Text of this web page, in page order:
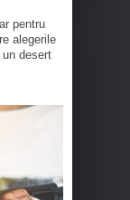
pentru
alegerile
desert